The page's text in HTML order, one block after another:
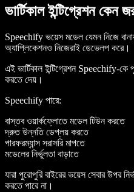
ভার্টিকাল ইন্টিগ্রেশন কেন
Speechify ভয়েস মডেল যেমন নিজে
অ্যাপ্লিকেশনও নিজেরাই ডেভেলপ করে।
এই ভার্টিকাল ইন্টিগ্রেশন Speechify-
করতে দেয়।
Speechify পারে:
বাস্তব ওয়ার্কফ্লোতে মডেল টিউন করতে
দ্রুত উন্নতি ডেপ্লয় করতে
পারফরম্যান্স সরাসরি মাপতে
মডেলের নির্ভুলতা বাড়াতে
যারা পুরোপুরি বাইরের ভয়েস সেবার উপর
করতে পারে না।